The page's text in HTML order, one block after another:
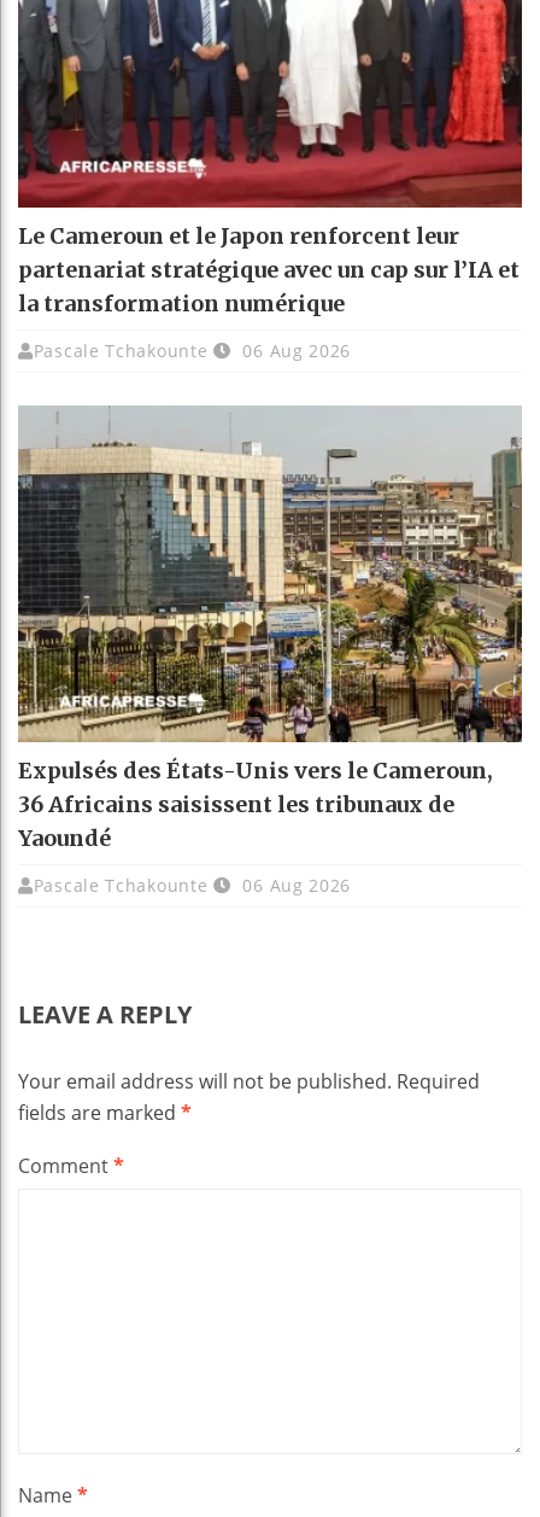
Le Cameroun et le Japon renforcent leur
partenariat stratégique avec un cap sur l’IA et
la transformation numérique
Pascale Tchakounte 06 Aug 2026
Expulsés des États-Unis vers le Cameroun,
36 Africains saisissent les tribunaux de
Yaoundé
Pascale Tchakounte 06 Aug 2026
LEAVE A REPLY
Your email address will not be published. Required
fields are marked *
Comment*
Name*